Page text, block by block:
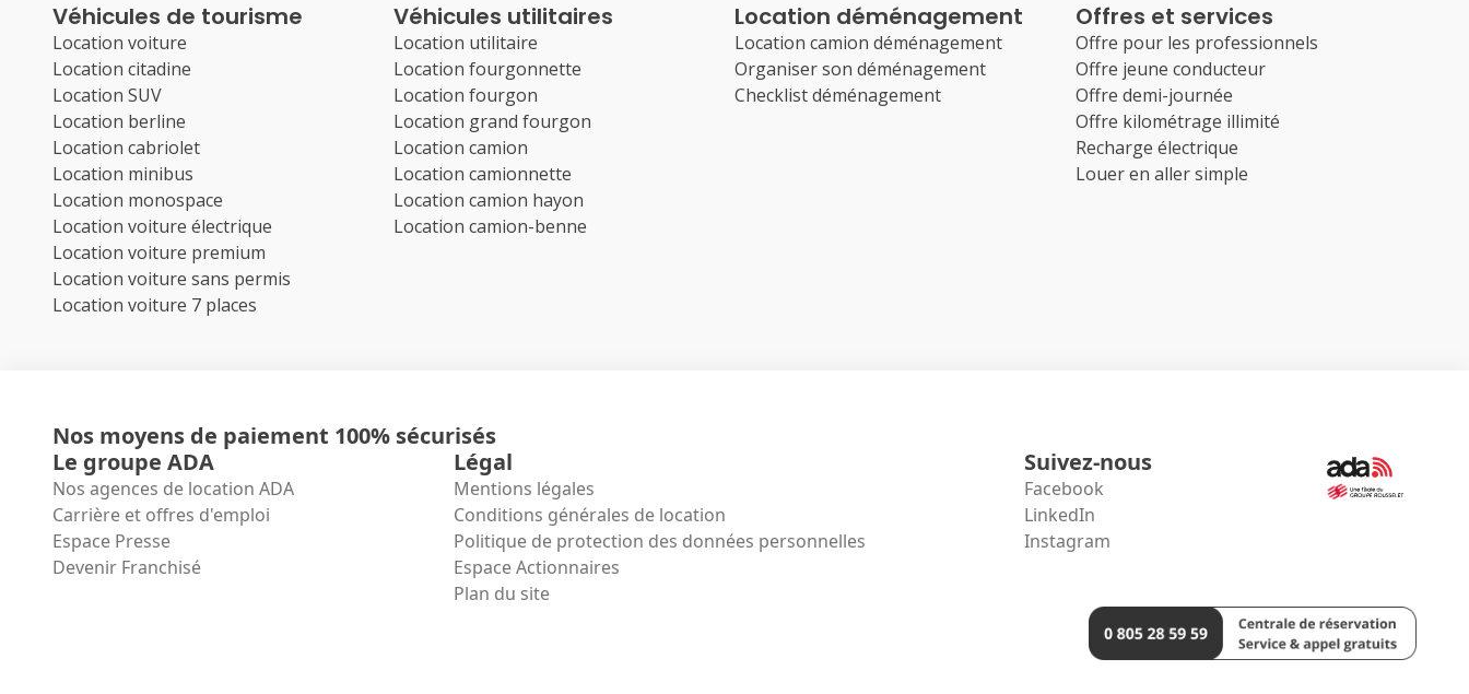
Véhicules de tourisme
Location voiture
Location citadine
Location SUV
Location berline
Location cabriolet
Location minibus
Location monospace
Location voiture électrique
Location voiture premium
Location voiture sans permis
Location voiture 7 places
Véhicules utilitaires
Location utilitaire
Location fourgonnette
Location fourgon
Location grand fourgon
Location camion
Location camionnette
Location camion hayon
Location camion-benne
Location déménagement
Location camion déménagement
Organiser son déménagement
Checklist déménagement
Offres et services
Offre pour les professionnels
Offre jeune conducteur
Offre demi-journée
Offre kilométrage illimité
Recharge électrique
Louer en aller simple
Nos moyens de paiement 100% sécurisés
Le groupe ADA
Nos agences de location ADA
Carrière et offres d'emploi
Espace Presse
Devenir Franchisé
Légal
Mentions légales
Conditions générales de location
Politique de protection des données personnelles
Espace Actionnaires
Plan du site
Suivez-nous
Facebook
LinkedIn
Instagram